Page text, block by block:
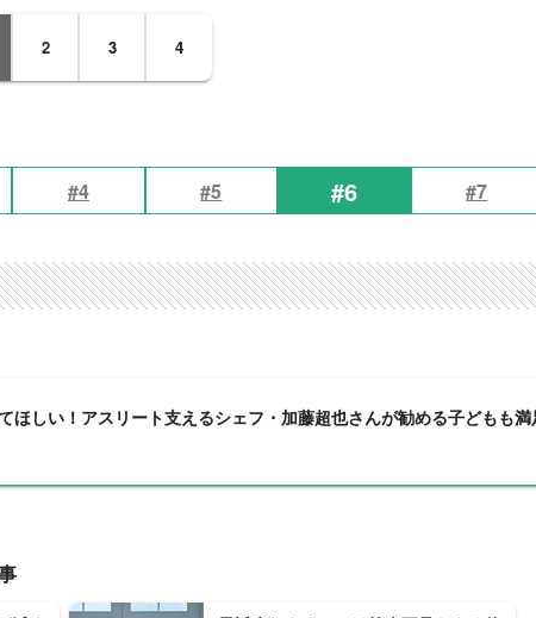
2 3 4
#4 #5 #6 #7
ほしい！アスリート支えるシェフ・加藤超也さんが勧める子どもも満